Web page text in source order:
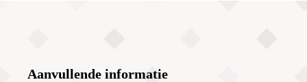
Aanvullende informatie